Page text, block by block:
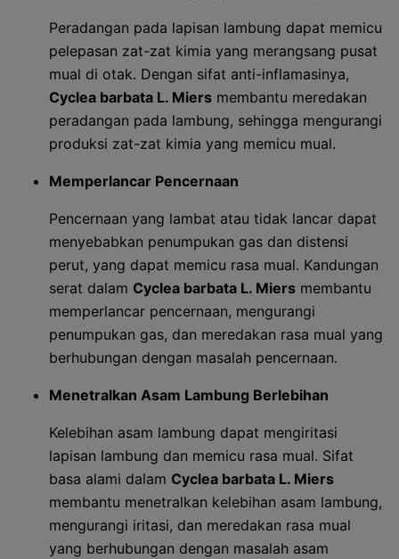
Peradangan pada lapisan lambung dapat memicu
pelepasan zat-zat kimia yang merangsang pusat
mual di otak. Dengan sifat anti-inflamasinya,
Cyclea barbata L. Miers membantu meredakan
peradangan pada lambung, sehingga mengurangi
produksi zat-zat kimia yang memicu mual.
Memperlancar Pencernaan
Pencernaan yang lambat atau tidak lancar dapat
menyebabkan penumpukan gas dan distensi
perut, yang dapat memicu rasa mual. Kandungan
serat dalam Cyclea barbata L. Miers membantu
memperlancar pencernaan, mengurangi
penumpukan gas, dan meredakan rasa mual yang
berhubungan dengan masalah pencernaan.
Menetralkan Asam Lambung Berlebihan
Kelebihan asam lambung dapat mengiritasi
lapisan lambung dan memicu rasa mual. Sifat
basa alami dalam Cyclea barbata L. Miers
membantu menetralkan kelebihan asam lambung,
mengurangi iritasi, dan meredakan rasa mual
yang berhubungan dengan masalah asam